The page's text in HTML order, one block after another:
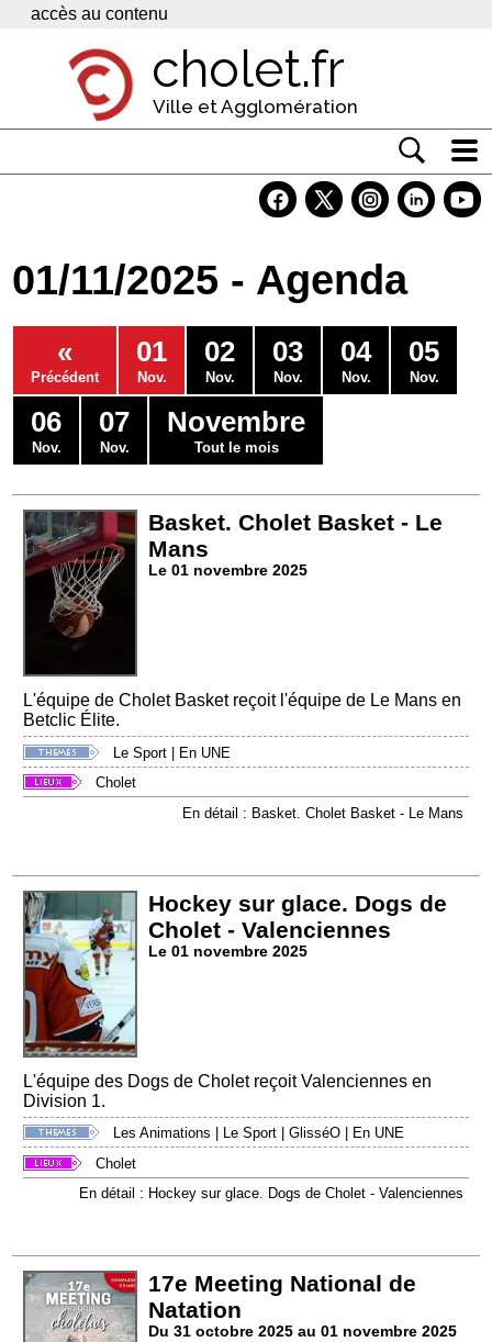
Panneau de gestion des cookies
accès au contenu
cholet.fr
Ville et Agglomération
Economie
Services
Contacts
01/11/2025 - Agenda
«
Précédent
01
Nov.
02
Nov.
03
Nov.
04
Nov.
05
Nov.
06
Nov.
07
Nov.
Novembre
Tout le mois
Basket. Cholet Basket - Le
Mans
Le 01 novembre 2025
L'équipe de Cholet Basket reçoit l'équipe de Le Mans en
Betclic Élite.
Le Sport | En UNE
Cholet
En détail : Basket. Cholet Basket - Le Mans
Hockey sur glace. Dogs de
Cholet - Valenciennes
Le 01 novembre 2025
L'équipe des Dogs de Cholet reçoit Valenciennes en
Division 1.
Les Animations Le Sport |GlisséO
En UNE
Cholet
En détail : Hockey sur glace. Dogs de Cholet - Valenciennes
17e Meeting National de
Natation
Du 31 octobre 2025 au 01 novembre 2025